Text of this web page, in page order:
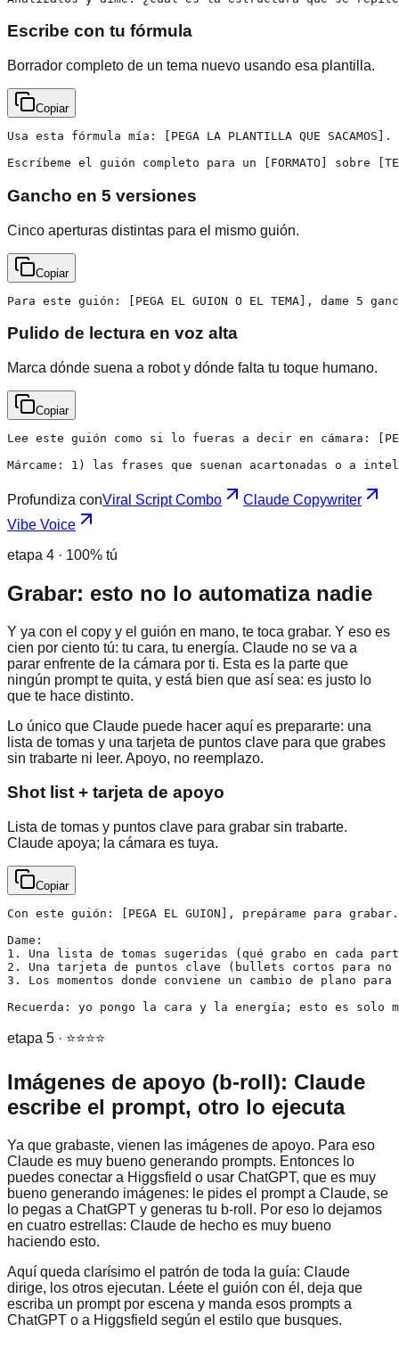
Escribe con tu fórmula
Borrador completo de un tema nuevo usando esa plantilla.
Copiar
Usa esta fórmula mía: [PEGA LA PLANTILLA QUE SACAMOS].
Escríbeme el guión completo para un [FORMATO] sobre
Gancho en 5 versiones
Cinco aperturas distintas para el mismo guión.
Copiar
Para este guión: [PEGA EL GUION O EL TEMA], dame
Pulido de lectura en voz alta
Marca dónde suena a robot y dónde falta tu toque humano.
Copiar
Lee este guión como si lo fueras a decir en cámara:
Márcame: 1) las frases que suenan acartonadas o a
Profundiza conViral Script Combo
Claude Copywriter
Vibe Voice
etapa 4 · 100% tú
Grabar: esto no lo automatiza nadie
Y ya con el copy y el guión en mano, te toca grabar. Y eso es
cien por ciento tú: tu cara, tu energía. Claude no se va a
parar enfrente de la cámara por ti. Esta es la parte que
ningún prompt te quita, y está bien que así sea: es justo lo
que te hace distinto.
Lo único que Claude puede hacer aquí es prepararte: una
lista de tomas y una tarjeta de puntos clave para que grabes
sin trabarte ni leer. Apoyo, no reemplazo.
Shot list + tarjeta de apoyo
Lista de tomas y puntos clave para grabar sin trabarte.
Claude apoya; la cámara es tuya.
Copiar
Con este guión: [PEGA EL GUION], prepárame para grabar.
Dame:
1. Una lista de tomas sugeridas (qué grabo en cada
2. Una tarjeta de puntos clave (bullets cortos para
3. Los momentos donde conviene un cambio de plano para
Recuerda: yo pongo la cara y la energía; esto es solo
etapa 5 · ⭐⭐⭐⭐
Imágenes de apoyo (b-roll): Claude
escribe el prompt, otro lo ejecuta
Ya que grabaste, vienen las imágenes de apoyo. Para eso
Claude es muy bueno generando prompts. Entonces lo
puedes conectar a Higgsfield o usar ChatGPT, que es muy
bueno generando imágenes: le pides el prompt a Claude, se
lo pegas a ChatGPT y generas tu b-roll. Por eso lo dejamos
en cuatro estrellas: Claude de hecho es muy bueno
haciendo esto.
Aquí queda clarísimo el patrón de toda la guía: Claude
dirige, los otros ejecutan. Léete el guión con él, deja que
escriba un prompt por escena y manda esos prompts a
ChatGPT o a Higgsfield según el estilo que busques.